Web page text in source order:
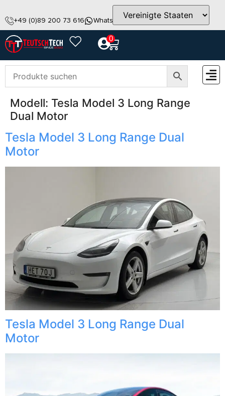
+49 (0)89 200 73 616 WhatsApp info@teutschtech.com
0
Modell: Tesla Model 3 Long Range
Dual Motor
Tesla Model 3 Long Range Dual
Motor
Tesla Model 3 Long Range Dual
Motor